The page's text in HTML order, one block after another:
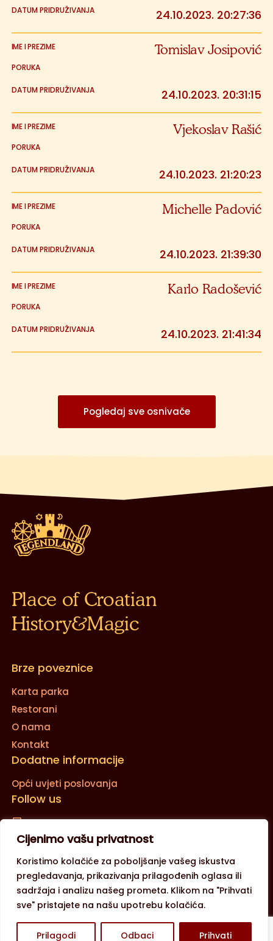
Cijenimo vašu privatnost
Koristimo kolačiće za poboljšanje vašeg iskustva
pregledavanja, prikazivanja prilagođenih oglasa ili
sadržaja i analizu našeg prometa. Klikom na "Prihvati
sve" pristajete na našu upotrebu kolačića.
Prilagodi Odbaci Prihvati
24.10.2023. 20:27:36
Tomislav Josipović
24.10.2023. 20:31:15
Vjekoslav Rašić
24.10.2023. 21:20:23
Michelle Padović
24.10.2023. 21:39:30
Karlo Radošević
24.10.2023. 21:41:34
Pogledaj sve osnivače
Place of Croatian
History&Magic
Brze poveznice
Karta parka
Restorani
O nama
Kontakt
Dodatne informacije
Opći uvjeti poslovanja
Follow us
YouTube